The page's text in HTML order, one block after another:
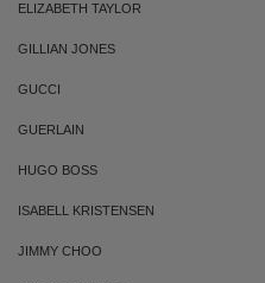
ELIZABETH TAYLOR
GILLIAN JONES
GUCCI
GUERLAIN
HUGO BOSS
ISABELL KRISTENSEN
JIMMY CHOO